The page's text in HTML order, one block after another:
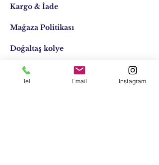
Kargo & İade
Mağaza Politikası
Doğaltaş kolye
Doğaltaş kişiye özel
Tel Email Instagram